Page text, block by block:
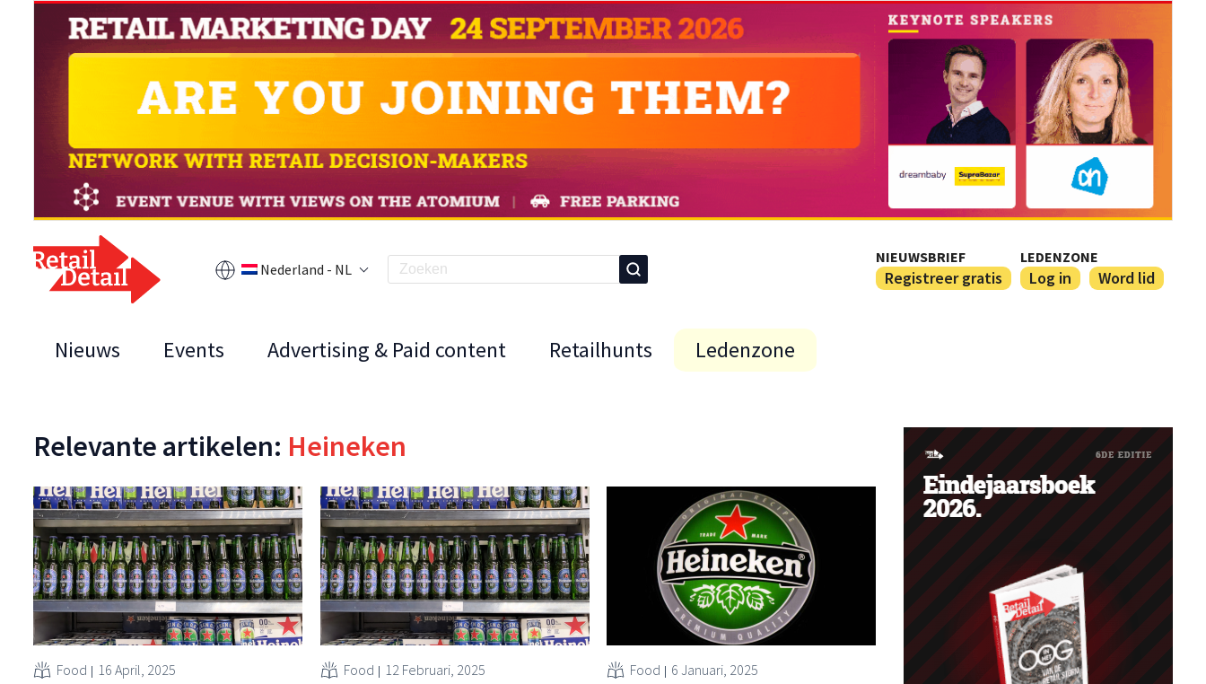
Nederland - NL
NIEUWSBRIEF
Registreer gratis
LEDENZONE
Log in Word lid
Nieuws Events Advertising & Paid content Retailhunts Ledenzone
Relevante artikelen: Heineken
Food 16 April, 2025 Food 12 Februari, 2025 Food 6 Januari, 2025